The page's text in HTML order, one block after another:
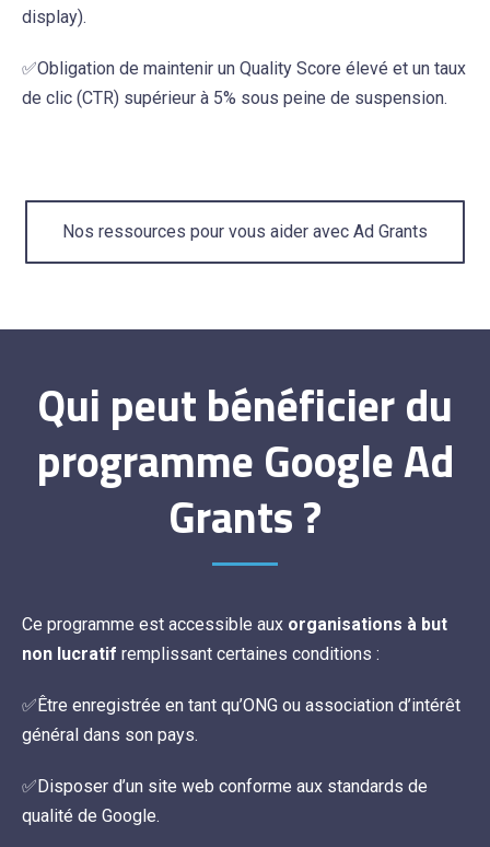
display).
✅Obligation de maintenir un Quality Score élevé et un taux
de clic (CTR) supérieur à 5% sous peine de suspension.
Nos ressources pour vous aider avec Ad Grants
Qui peut bénéficier du
programme Google Ad
Grants ?
Ce programme est accessible aux organisations à but
non lucratif remplissant certaines conditions :
✅Être enregistrée en tant qu’ONG ou association d’intérêt
général dans son pays.
✅Disposer d’un site web conforme aux standards de
qualité de Google.